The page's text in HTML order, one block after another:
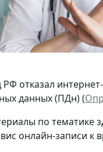
отказал
данных (ПДн) (
по тематике
онлайн-записи к